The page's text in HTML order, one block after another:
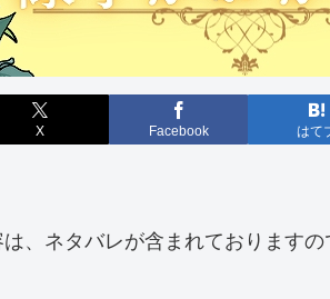
X Facebook はて
、ネタバレが含まれておりますの